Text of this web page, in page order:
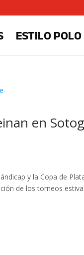
ESTILO POLO
en
y la Copa de
de los torneos